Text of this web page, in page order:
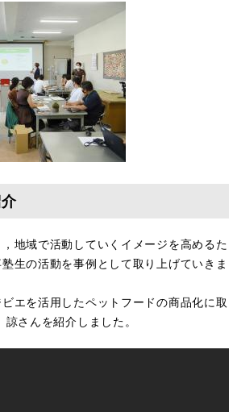
地域で活動していくイメージを高めるた
生の活動を事例として取り上げていきま
エを活用したペットフードの商品化に取
さんを紹介しました。